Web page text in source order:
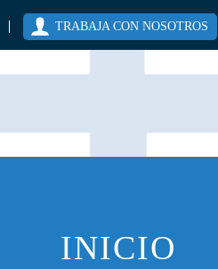
TRABAJA CON NOSOTROS
INICIO